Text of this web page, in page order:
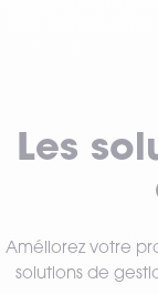
Les
Améliorez votre
solutions de